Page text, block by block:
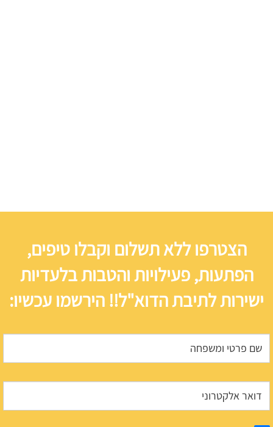
הצטרפו ללא תשלום וקבלו טיפים,
הפתעות, פעילויות והטבות בלעדיות
ישירות לתיבת הדוא"ל!! הירשמו עכשיו: